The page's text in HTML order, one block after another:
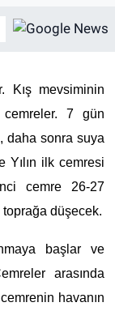
Kış mevsiminin
7 gün
daha sonra suya
ilk cemresi
cemre 26-27
düşecek.
başlar ve
arasında
havanın